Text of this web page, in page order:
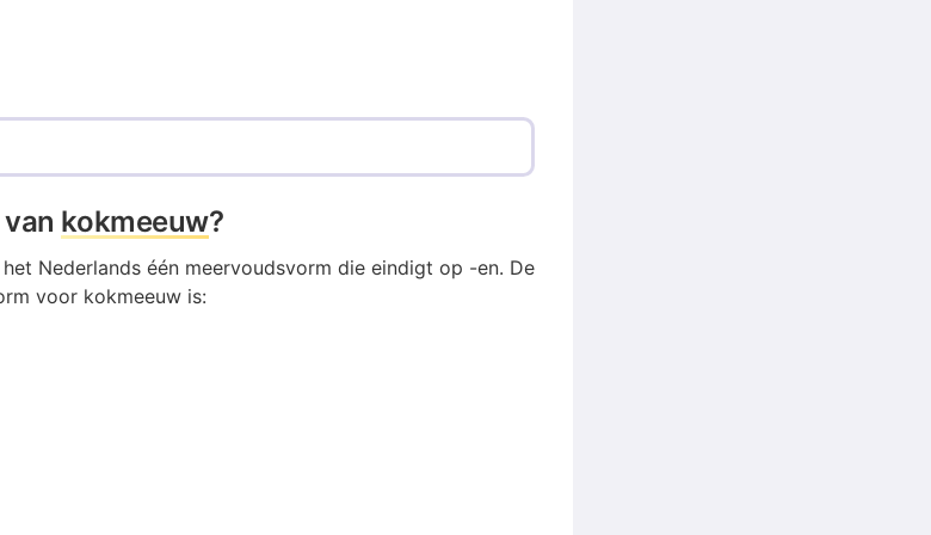
kokmeeuw?
Nederlands één meervoudsvorm die eindigt op -en. De
voor kokmeeuw is: